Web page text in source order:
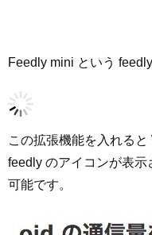
Feedly mini という
この拡張機能を入れる
feedly のアイコンが表
可能です。